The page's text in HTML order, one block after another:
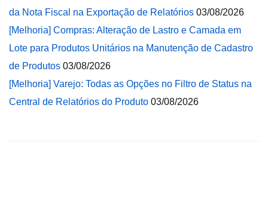
da Nota Fiscal na Exportação de Relatórios 03/08/2026
[Melhoria] Compras: Alteração de Lastro e Camada em
Lote para Produtos Unitários na Manutenção de Cadastro
de Produtos 03/08/2026
[Melhoria] Varejo: Todas as Opções no Filtro de Status na
Central de Relatórios do Produto 03/08/2026